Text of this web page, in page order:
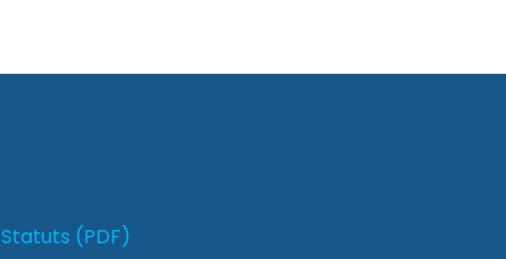
Statuts (PDF)